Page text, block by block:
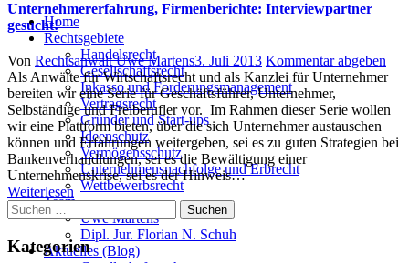
Home
Rechtsgebiete
Handelsrecht
Gesellschaftsrecht
Inkasso und Forderungsmanagement
Vertragsrecht
Gründer und Start-ups
Ideenschutz
Vermögensschutz
Unternehmensnachfolge und Erbrecht
Wettbewerbsrecht
Team
Uwe Martens
Dipl. Jur. Florian N. Schuh
Aktuelles (Blog)
Unternehmererfahrung, Firmenberichte: Interviewpartner
gesucht!
Author
Von Rechtsanwalt Uwe MartensPosted
on
3. Juli 2013 Kommentar abgeben
Als Anwälte für Wirtschaftsrecht und als Kanzlei für Unternehmer
bereiten wir eine Serie für Geschäftsführer, Unternehmer,
Selbständige und Freiberufler vor. Im Rahmen dieser Serie wollen
wir eine Plattform bieten, über die sich Unternehmer austauschen
können und Erfahrungen weitergeben, sei es zu guten Strategien bei
Bankenverhandlungen, sei es die Bewältigung einer
Unternehmenskrise, sei es der Hinweis…
Weiterlesen
Suchen
nach:
Kategorien